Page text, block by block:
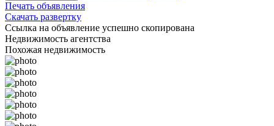
Печать объявления
Скачать развертку
Ссылка на объявление успешно скопирована
Недвижимость агентства
Похожая недвижимость